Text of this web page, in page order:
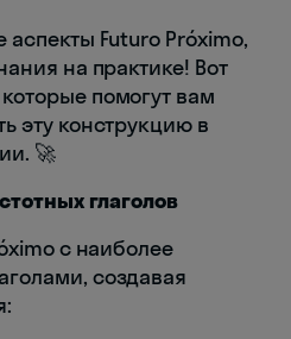
аспекты Futuro Próximo,
на практике! Вот
помогут вам
эту конструкцию в
🚀
глаголов
с наиболее
создавая